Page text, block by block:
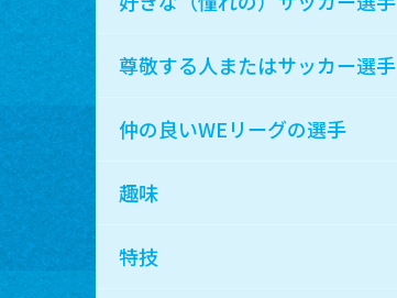
尊敬する人またはサッカー選手
仲の良いWEリーグの選手
趣味
特技